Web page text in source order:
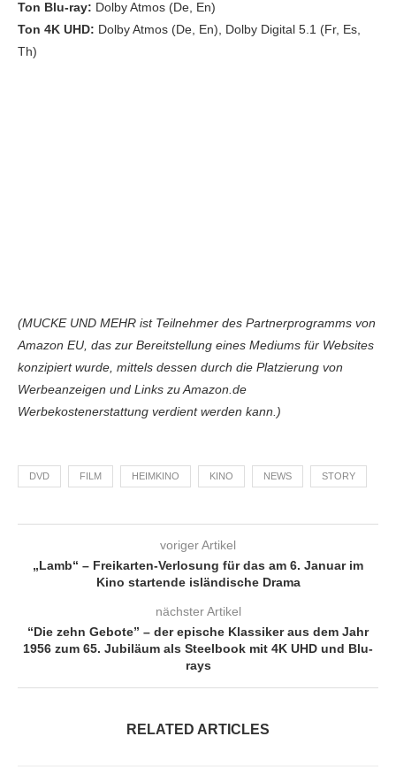
Ton Blu-ray: Dolby Atmos (De, En)
Ton 4K UHD: Dolby Atmos (De, En), Dolby Digital 5.1 (Fr, Es,
Th)
(MUCKE UND MEHR ist Teilnehmer des Partnerprogramms von
Amazon EU, das zur Bereitstellung eines Mediums für Websites
konzipiert wurde, mittels dessen durch die Platzierung von
Werbeanzeigen und Links zu Amazon.de
Werbekostenerstattung verdient werden kann.)
DVD FILM HEIMKINO KINO NEWS STORY
voriger Artikel
„Lamb“ – Freikarten-Verlosung für das am 6. Januar im
Kino startende isländische Drama
nächster Artikel
“Die zehn Gebote” – der epische Klassiker aus dem Jahr
1956 zum 65. Jubiläum als Steelbook mit 4K UHD und Blu-
rays
RELATED ARTICLES